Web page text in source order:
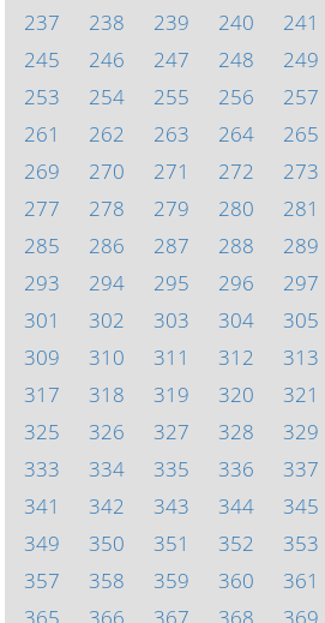
237
238 239 240 241
245
246 247 248 249
253
254 255 256 257
261
262 263 264 265
269
270 271 272 273
277
278 279 280 281
285
286 287 288 289
293
294 295 296 297
301
302 303 304 305
309
310 311 312 313
317
318 319 320 321
325
326 327 328 329
333
334 335 336 337
341
342 343 344 345
349
350 351 352 353
357
358 359 360 361